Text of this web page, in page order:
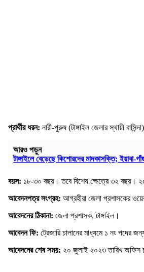
প্রার্থীর ধরন: নারী-পুরুষ (টাঙ্গাইল জেলার স্থায়ী বাসিন্দা)
আরও পড়ুন
টাঙ্গাইলে বেড়েছে কিশোরদের মাদকাসক্তি; ইয়াবা-
বয়স: ১৮-৩০ বছর। তবে বিশেষ ক্ষেত্রে ৩২ বছর। ২৫
আবেদনপত্র সংগ্রহ: আগ্রহীরা জেলা প্রশাসকের
আবেদনের ঠিকানা: জেলা প্রশাসক, টাঙ্গাইল।
আবেদন ফি: ট্রেজারি চালানের মাধ্যমে ১ নং পদের
আবেদনের শেষ সময়: ২০ জুলাই ২০২৩ তারিখ অফিস